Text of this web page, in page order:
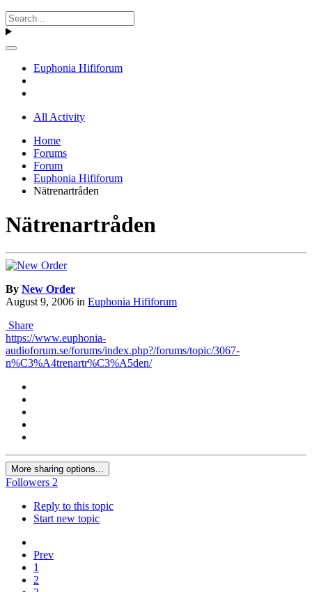
Euphonia Hififorum
All Activity
Home
Forums
Forum
Euphonia Hififorum
Nätrenartråden
Nätrenartråden
By New Order
August 9, 2006 in Euphonia Hififorum
Share
https://www.euphonia-
audioforum.se/forums/index.php?/forums/topic/3067-
n%C3%A4trenartr%C3%A5den/
More sharing options...
Followers 2
Reply to this topic
Start new topic
Prev
1
2